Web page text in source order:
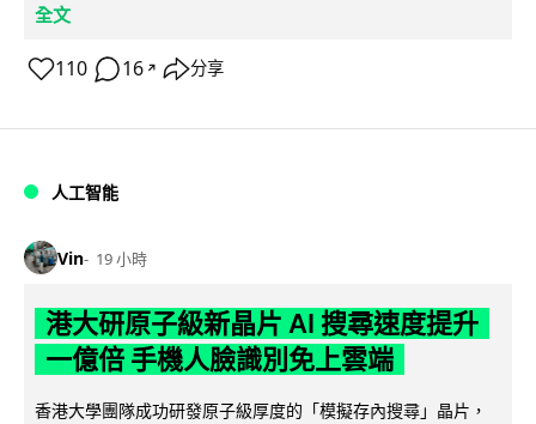
全文
110 16 ↗ 分享
人工智能
Vin 19 小時
港大研原子級新晶片 AI 搜尋速度提升
一億倍 手機人臉識別免上雲端
香港大學團隊成功研發原子級厚度的「模擬存內搜尋」晶片，